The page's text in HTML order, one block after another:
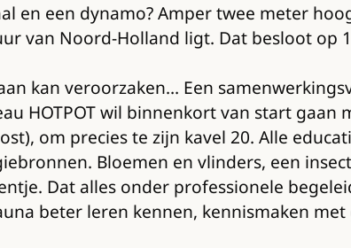
en een dynamo? Amper twee meter
van Noord-Holland ligt. Dat besloot
kan veroorzaken… Een
HOTPOT wil binnenkort van start
om precies te zijn kavel 20. Alle
Bloemen en vlinders, een
Dat alles onder professionele
beter leren kennen, kennismaken